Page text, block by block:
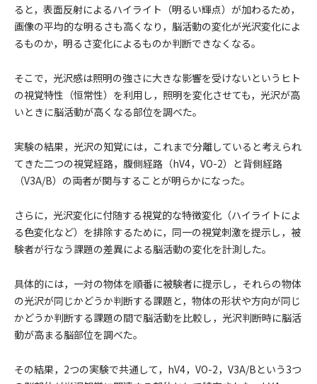
ると，表面反射によるハイライト（明るい輝点）が加わるため，
画像の平均的な明るさも高くなり，脳活動の変化が光沢変化によ
るものか，明るさ変化によるものか判断できなくなる。
そこで，光沢感は照明の強さに大きな影響を受けないというヒト
の視覚特性（恒常性）を利用し，照明を変化させても，光沢が高
いときに脳活動が高くなる部位を調べた。
実験の結果，光沢の知覚には，これまで分離していると考えられ
てきた二つの視覚経路，腹側経路（hV4，VO-2）と背側経路
（V3A/B）の両者が関与することが明らかになった。
さらに，光沢変化に付随する視覚的な特徴変化（ハイライトによ
る色変化など）を排除するために，同一の視覚刺激を提示し，被
験者が行なう課題の差異による脳活動の変化を計測した。
具体的には，一対の物体を順番に被験者に提示し，それらの物体
の光沢が同じかどうか判断する課題と，物体の形状や方向が同じ
かどうか判断する課題の間で脳活動を比較し，光沢判断時に脳活
動が高まる脳部位を調べた。
その結果，2つの実験で共通して，hV4，VO-2，V3A/Bという3つ